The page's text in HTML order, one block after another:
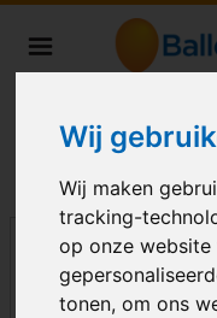
Wij
Wij maken
tracking-
op onze
tonen, om ons
Nederland